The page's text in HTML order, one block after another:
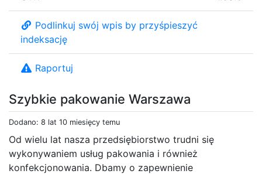
Szybkie pakowanie Warszawa
Dodano: 8 lat 10 miesięcy temu
Od wielu lat nasza przedsiębiorstwo trudni się
wykonywaniem usług pakowania i również
konfekcjonowania. Dbamy o zapewnienie
Podlinkuj swój wpis by przyśpieszyć
indeksację
Raportuj